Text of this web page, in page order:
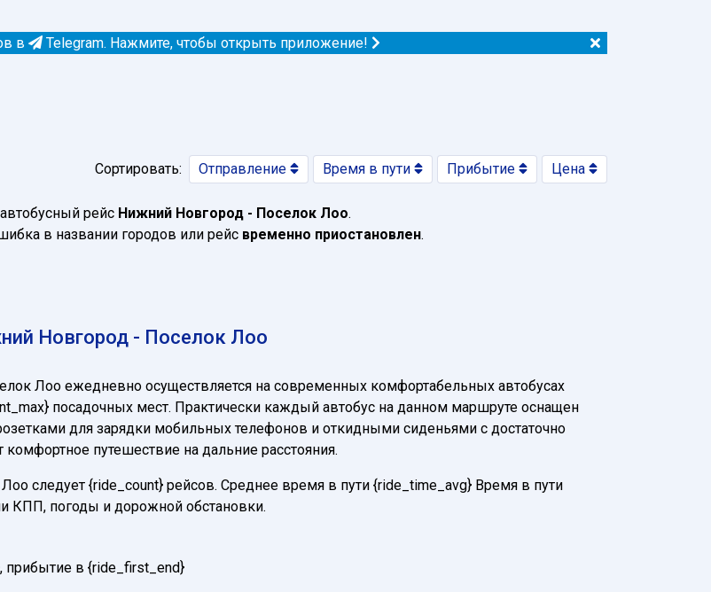
в Telegram. Нажмите, чтобы открыть приложение!
Сортировать: Отправление Время в пути Прибытие Цена
рейс Нижний Новгород - Поселок Лоо.
в названии городов или рейс временно приостановлен.
Новгород - Поселок Лоо
Лоо ежедневно осуществляется на современных комфортабельных автобусах
посадочных мест. Практически каждый автобус на данном маршруте оснащен
для зарядки мобильных телефонов и откидными сиденьями с достаточно
путешествие на дальние расстояния.
следует {ride_count} рейсов. Среднее время в пути {ride_time_avg} Время в пути
КПП, погоды и дорожной обстановки.
прибытие в {ride_first_end}